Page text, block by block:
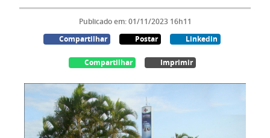
Publicado em: 01/11/2023 16h11
Compartilhar
Postar Linkedin
Compartilhar Imprimir